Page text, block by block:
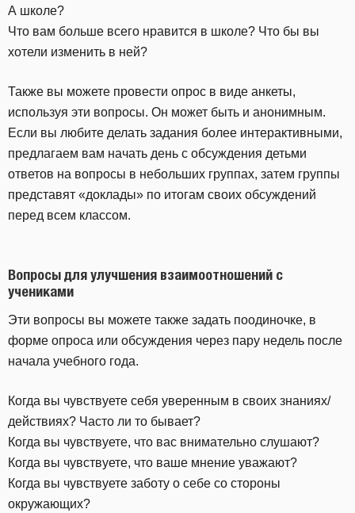
А школе?
Что вам больше всего нравится в школе? Что бы вы
хотели изменить в ней?
Также вы можете провести опрос в виде анкеты,
используя эти вопросы. Он может быть и анонимным.
Если вы любите делать задания более интерактивными,
предлагаем вам начать день с обсуждения детьми
ответов на вопросы в небольших группах, затем группы
представят «доклады» по итогам своих обсуждений
перед всем классом.
Вопросы для улучшения взаимоотношений с
учениками
Эти вопросы вы можете также задать поодиночке, в
форме опроса или обсуждения через пару недель после
начала учебного года.
Когда вы чувствуете себя уверенным в своих знаниях/
действиях? Часто ли то бывает?
Когда вы чувствуете, что вас внимательно слушают?
Когда вы чувствуете, что ваше мнение уважают?
Когда вы чувствуете заботу о себе со стороны
окружающих?